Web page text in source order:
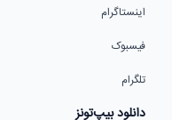
اینستاگرام
فیسبوک
تلگرام
دانلود بیپ‌تونز